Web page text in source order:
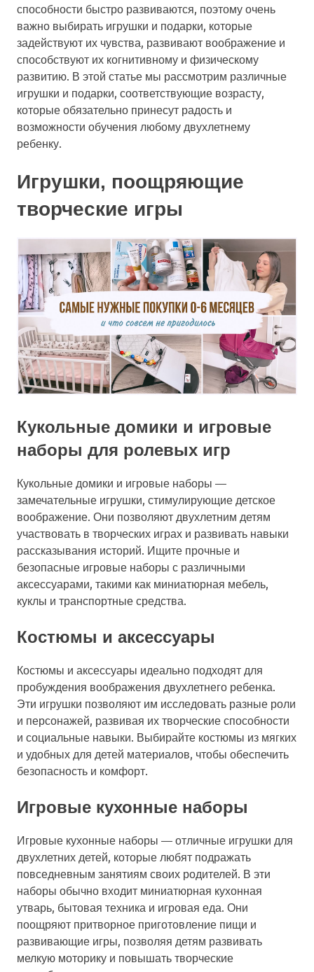
способности быстро развиваются, поэтому очень
важно выбирать игрушки и подарки, которые
задействуют их чувства, развивают воображение и
способствуют их когнитивному и физическому
развитию. В этой статье мы рассмотрим различные
игрушки и подарки, соответствующие возрасту,
которые обязательно принесут радость и
возможности обучения любому двухлетнему
ребенку.
Игрушки, поощряющие
творческие игры
Кукольные домики и игровые
наборы для ролевых игр
Кукольные домики и игровые наборы —
замечательные игрушки, стимулирующие детское
воображение. Они позволяют двухлетним детям
участвовать в творческих играх и развивать навыки
рассказывания историй. Ищите прочные и
безопасные игровые наборы с различными
аксессуарами, такими как миниатюрная мебель,
куклы и транспортные средства.
Костюмы и аксессуары
Костюмы и аксессуары идеально подходят для
пробуждения воображения двухлетнего ребенка.
Эти игрушки позволяют им исследовать разные роли
и персонажей, развивая их творческие способности
и социальные навыки. Выбирайте костюмы из мягких
и удобных для детей материалов, чтобы обеспечить
безопасность и комфорт.
Игровые кухонные наборы
Игровые кухонные наборы — отличные игрушки для
двухлетних детей, которые любят подражать
повседневным занятиям своих родителей. В эти
наборы обычно входит миниатюрная кухонная
утварь, бытовая техника и игровая еда. Они
поощряют притворное приготовление пищи и
развивающие игры, позволяя детям развивать
мелкую моторику и повышать творческие